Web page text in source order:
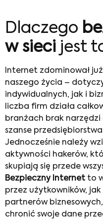
Dlaczego
w sieci jest
Internet zdominował
naszego życia –
indywidualnych, jak i
liczba firm działa
branżach brak narzędzi
szanse
Jednocześnie należy
aktywności hakerów,
skupiają się przede
Bezpieczny Internet to
przez użytkowników,
partnerów
chronić swoje dane